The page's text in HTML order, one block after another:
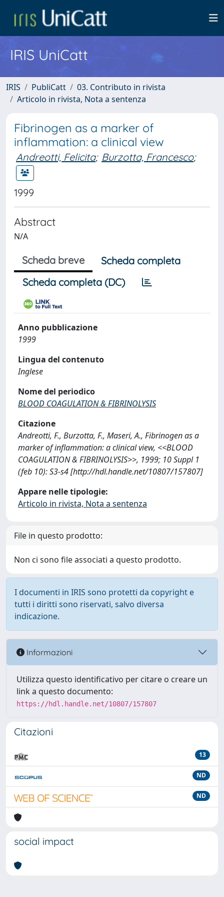
IRIS UniCatt
IRIS PubliCatt
03. Contributo in rivista
Articolo in rivista, Nota a sentenza
Fibrinogen as a marker of
inflammation: a clinical view
Andreotti, Felicita; Burzotta, Francesco;
1999
Abstract
N/A
Scheda breve
Scheda completa
Scheda completa (DC)
Anno pubblicazione
1999
Lingua del contenuto
Inglese
Nome del periodico
BLOOD COAGULATION & FIBRINOLYSIS
Citazione
Andreotti, F., Burzotta, F., Maseri, A., Fibrinogen as a
marker of inflammation: a clinical view, <<BLOOD
COAGULATION & FIBRINOLYSIS>>, 1999; 10 Suppl 1
(feb 10): S3-s4 [http://hdl.handle.net/10807/157807]
Appare nelle tipologie:
Articolo in rivista, Nota a sentenza
File in questo prodotto:
Non ci sono file associati a questo prodotto.
I documenti in IRIS sono protetti da copyright e
tutti i diritti sono riservati, salvo diversa
indicazione.
Informazioni
Utilizza questo identificativo per citare o creare un
link a questo documento:
https://hdl.handle.net/10807/157807
Citazioni
13
ND
ND
social impact